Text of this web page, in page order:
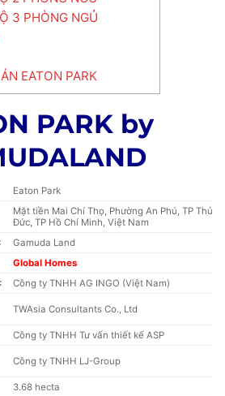
3 PHÒNG NGỦ
EATON PARK
PARK by
Eaton Park
Mặt tiền Mai Chí Thọ, Phường An Phú, TP Thủ
Đức, TP Hồ Chí Minh, Việt Nam
Gamuda Land
Global Homes
Công ty TNHH AG INGO (Việt Nam)
TWAsia Consultants Co., Ltd
Công ty TNHH Tư vấn thiết kế ASP
Công ty TNHH LJ-Group
3.68 hecta